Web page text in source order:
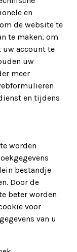
en
de website te
te maken, om
uw account te
uw
meer
en tijdens
worden
bestandje
Door de
beter worden
voor
van u